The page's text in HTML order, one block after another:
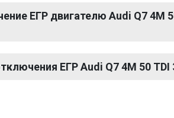
ЕГР двигателю Audi Q7 4M
ЕГР Audi Q7 4M 50 TDI